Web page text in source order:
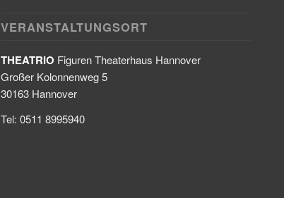
VERANSTALTUNGSORT
THEATRIO Figuren Theaterhaus Hannover
Großer Kolonnenweg 5
30163 Hannover
Tel: 0511 8995940